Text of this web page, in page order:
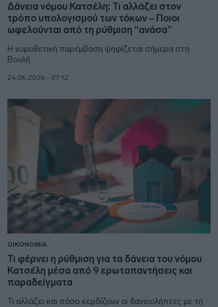
Δάνεια νόμου Κατσέλη: Τι αλλάζει στον
τρόπο υπολογισμού των τόκων – Ποιοι
ωφελούνται από τη ρύθμιση “ανάσα”
Η νομοθετική παρέμβαση ψηφίζεται σήμερα στη
Βουλή
24.06.2026 - 07:12
ΟΙΚΟΝΟΜΙΑ
Τι φέρνει η ρύθμιση για τα δάνεια του νόμου
Κατσέλη μέσα από 9 ερωταπαντήσεις και
παραδείγματα
Τι αλλάζει και πόσο κερδίζουν οι δανειολήπτες με τη